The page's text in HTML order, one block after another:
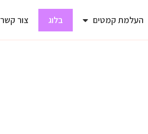
העלמת קמטים בלוג צור קשר